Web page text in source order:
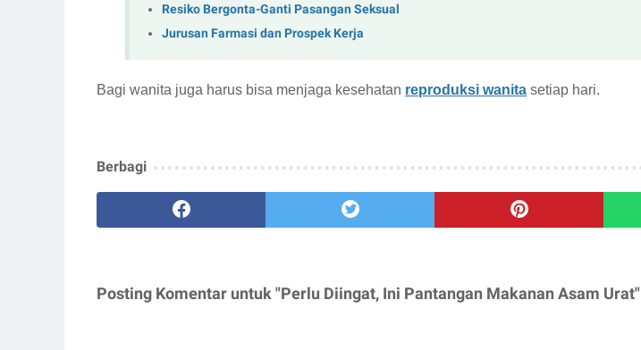
Resiko Bergonta-Ganti Pasangan Seksual
Jurusan Farmasi dan Prospek Kerja
Bagi wanita juga harus bisa menjaga kesehatan reproduksi wanita setiap hari.
Berbagi
Posting Komentar untuk "Perlu Diingat, Ini Pantangan Makanan Asam Urat"